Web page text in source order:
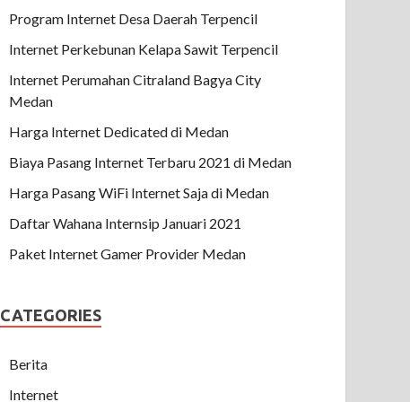
Program Internet Desa Daerah Terpencil
Internet Perkebunan Kelapa Sawit Terpencil
Internet Perumahan Citraland Bagya City
Medan
Harga Internet Dedicated di Medan
Biaya Pasang Internet Terbaru 2021 di Medan
Harga Pasang WiFi Internet Saja di Medan
Daftar Wahana Internsip Januari 2021
Paket Internet Gamer Provider Medan
CATEGORIES
Berita
Internet